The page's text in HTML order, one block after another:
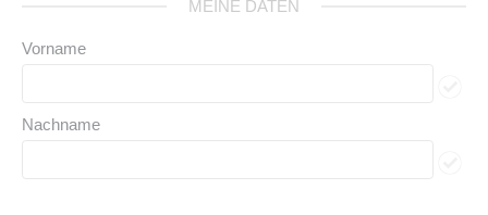
MEINE DATEN
Vorname
Nachname